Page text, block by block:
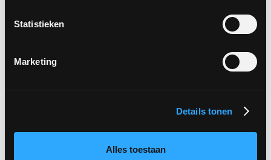
Statistieken
Marketing
Details tonen
Alles toestaan
bovendien long-tail
zoekwoorden toevoegen
beschrijving passen. Ook
algoritme. Gebruikers
krijgen de lange
beschrijving te zien